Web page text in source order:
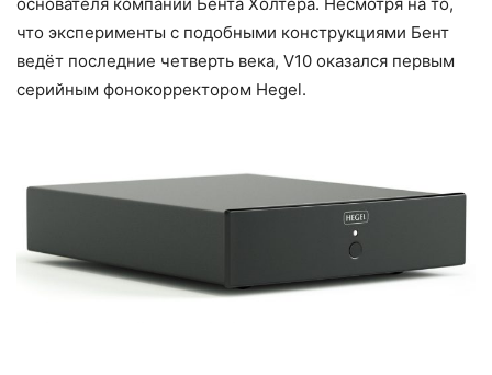
основателя компании Бента Холтера. Несмотря на то,
что эксперименты с подобными конструкциями Бент
ведёт последние четверть века, V10 оказался первым
серийным фонокорректором Hegel.